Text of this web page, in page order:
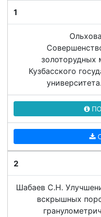
1
золоторудных
Кузбасского
2
Шабаев С.Н.
вскрышных